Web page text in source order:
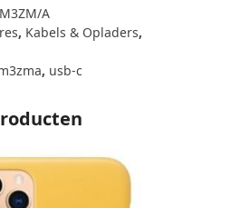
A
, Kabels & Opladers,
, usb-c